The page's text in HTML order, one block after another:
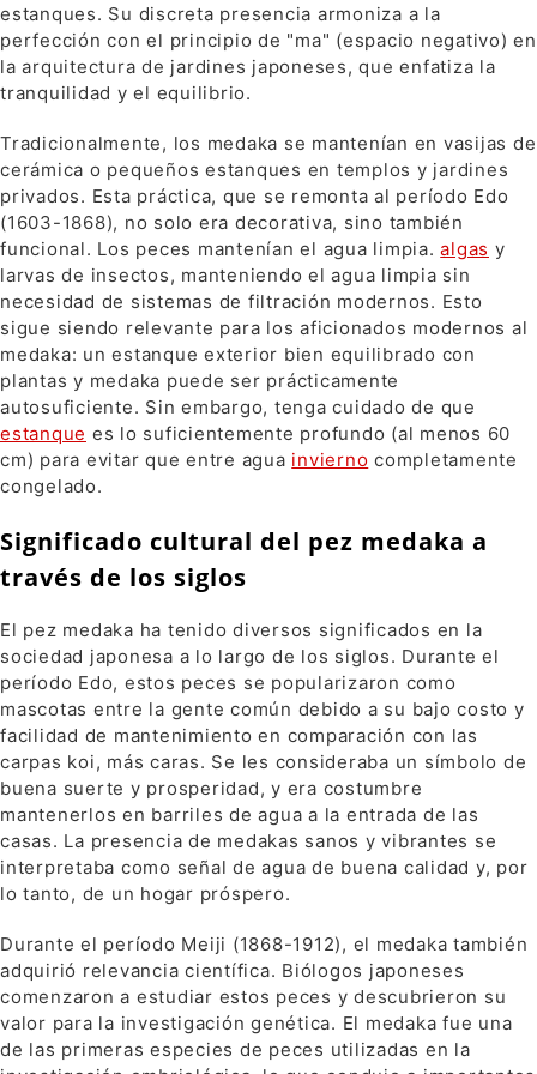
estanques. Su discreta presencia armoniza a la
perfección con el principio de "ma" (espacio negativo) en
la arquitectura de jardines japoneses, que enfatiza la
tranquilidad y el equilibrio.
Tradicionalmente, los medaka se mantenían en vasijas de
cerámica o pequeños estanques en templos y jardines
privados. Esta práctica, que se remonta al período Edo
(1603-1868), no solo era decorativa, sino también
funcional. Los peces mantenían el agua limpia.algas y
larvas de insectos, manteniendo el agua limpia sin
necesidad de sistemas de filtración modernos. Esto
sigue siendo relevante para los aficionados modernos al
medaka: un estanque exterior bien equilibrado con
plantas y medaka puede ser prácticamente
autosuficiente. Sin embargo, tenga cuidado de que
estanque es lo suficientemente profundo (al menos 60
cm) para evitar que entre agua invierno completamente
congelado.
Significado cultural del pez medaka a
través de los siglos
El pez medaka ha tenido diversos significados en la
sociedad japonesa a lo largo de los siglos. Durante el
período Edo, estos peces se popularizaron como
mascotas entre la gente común debido a su bajo costo y
facilidad de mantenimiento en comparación con las
carpas koi, más caras. Se les consideraba un símbolo de
buena suerte y prosperidad, y era costumbre
mantenerlos en barriles de agua a la entrada de las
casas. La presencia de medakas sanos y vibrantes se
interpretaba como señal de agua de buena calidad y, por
lo tanto, de un hogar próspero.
Durante el período Meiji (1868-1912), el medaka también
adquirió relevancia científica. Biólogos japoneses
comenzaron a estudiar estos peces y descubrieron su
valor para la investigación genética. El medaka fue una
de las primeras especies de peces utilizadas en la